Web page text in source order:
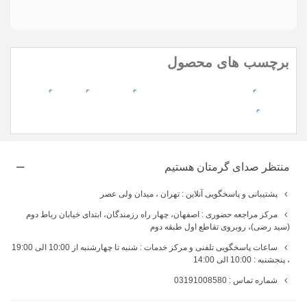
برچسب های محصول
منتظر صدای گرمتان هستیم
پشتیبانی و پاسخگویی آنلاین : تهران ، میدان ولی عصر
مرکز مراجعه حضوری : اصفهان، چهار راه رزمندگان، ابتدای خیابان رباط دوم
(سید رضی)، روبروی تقاطع اول طبقه دوم
ساعات پاسخگویی تلفنی و مرکز خدمات : شنبه تا چهارشنبه از 10:00 الی 19:00
، پنجشنبه : 10:00 الی 14:00
شماره تماس : 03191008580